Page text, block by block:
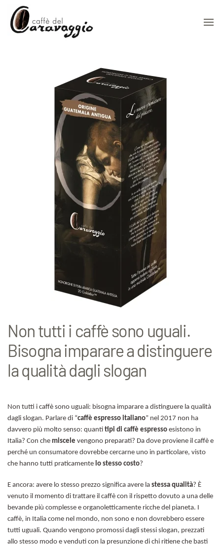
Skip to main content
Non tutti i caffè sono uguali.
Bisogna imparare a distinguere
la qualità dagli slogan
Non tutti i caffè sono uguali: bisogna imparare a distinguere la qualità
dagli slogan. Parlare di “caffè espresso italiano” nel 2017 non ha
davvero più molto senso: quanti tipi di caffè espresso esistono in
Italia? Con che miscele vengono preparati? Da dove proviene il caffè e
perché un consumatore dovrebbe cercarne uno in particolare, visto
che hanno tutti praticamente lo stesso costo?
E ancora: avere lo stesso prezzo significa avere la stessa qualità? È
venuto il momento di trattare il caffè con il rispetto dovuto a una delle
bevande più complesse e organoletticamente ricche del pianeta. I
caffè, in Italia come nel mondo, non sono e non dovrebbero essere
tutti uguali. Quando vengono promossi dagli stessi slogan, prezzati
allo stesso modo e venduti con la presunzione di chi ritiene che basti